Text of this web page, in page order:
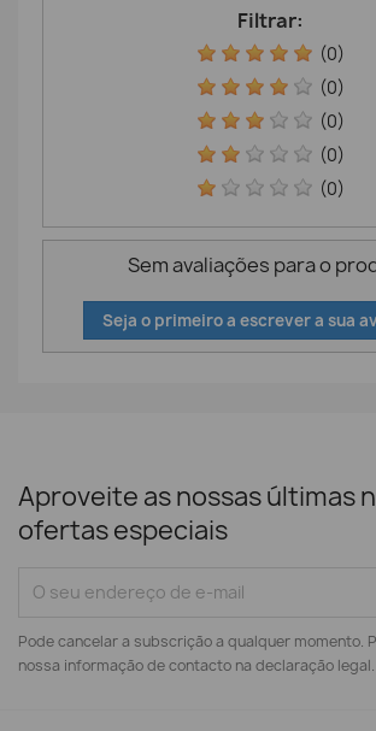
Filtrar:
(0)
(0)
(0)
(0)
(0)
Sem avaliações para o
Seja o primeiro a escrever a sua
Aproveite as nossas últimas
ofertas especiais
Pode cancelar a subscrição a qualquer momento.
nossa informação de contacto na declaração legal.